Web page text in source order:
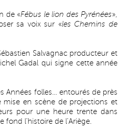
de «Fébus le lion des Pyrénées»,
sa voix sur «les Chemins de
Salvagnac producteur et
Gadal qui signe cette année
Années folles… entourés de près
mise en scène de projections et
pour une heure trente dans
l’histoire de l’Ariège.